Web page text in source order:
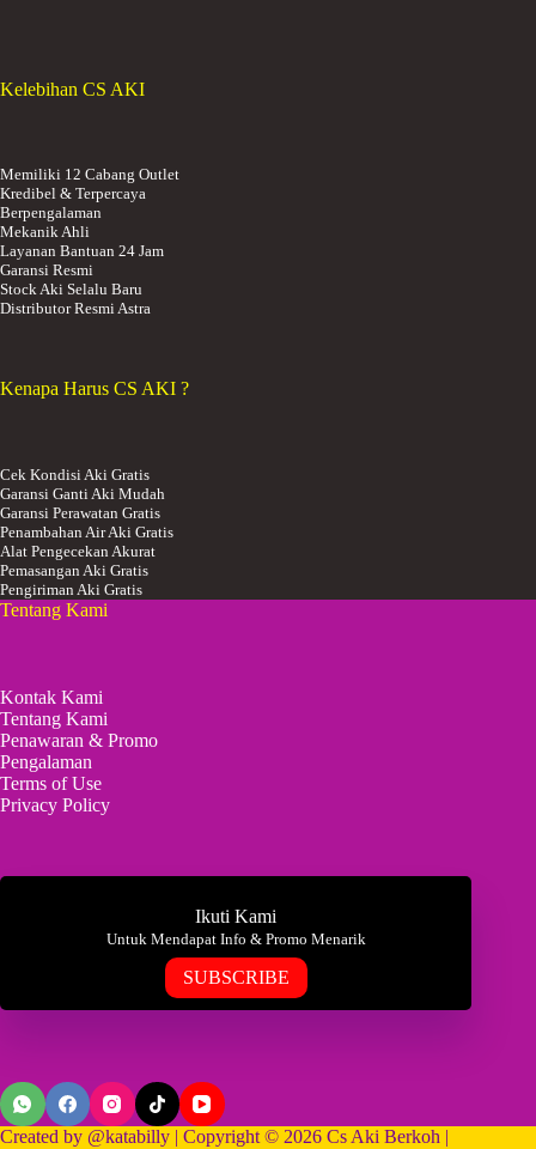
Kelebihan CS AKI
Memiliki 12 Cabang Outlet
Kredibel & Terpercaya
Berpengalaman
Mekanik Ahli
Layanan Bantuan 24 Jam
Garansi Resmi
Stock Aki Selalu Baru
Distributor Resmi Astra
Kenapa Harus CS AKI ?
Cek Kondisi Aki Gratis
Garansi Ganti Aki Mudah
Garansi Perawatan Gratis
Penambahan Air Aki Gratis
Alat Pengecekan Akurat
Pemasangan Aki Gratis
Pengiriman Aki Gratis
Tentang Kami
Kontak Kami
Tentang Kami
Penawaran & Promo
Pengalaman
Terms of Use
Privacy Policy
Ikuti Kami
Untuk Mendapat Info & Promo Menarik
SUBSCRIBE
Created by @katabilly | Copyright © 2026 Cs Aki Berkoh |